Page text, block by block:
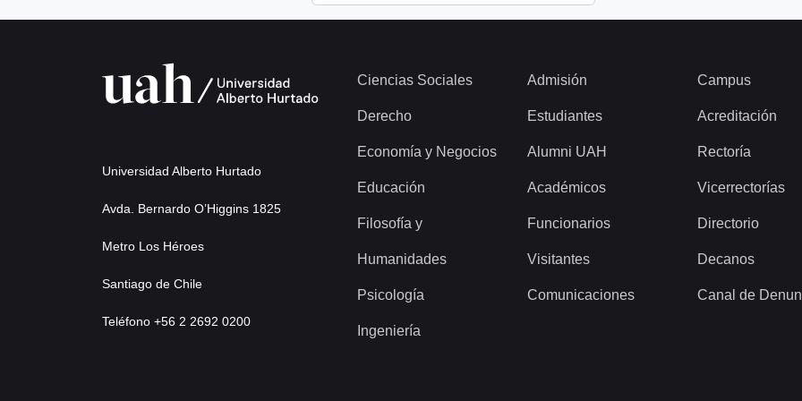
Universidad Alberto Hurtado
Avda. Bernardo O’Higgins 1825
Metro Los Héroes
Santiago de Chile
Teléfono +56 2 2692 0200
Ciencias Sociales
Derecho
Economía y Negocios
Educación
Filosofía y
Humanidades
Psicología
Ingeniería
Admisión
Estudiantes
Alumni UAH
Académicos
Funcionarios
Visitantes
Comunicaciones
Campus
Acreditación
Rectoría
Vicerrectorías
Directorio
Decanos
Canal de